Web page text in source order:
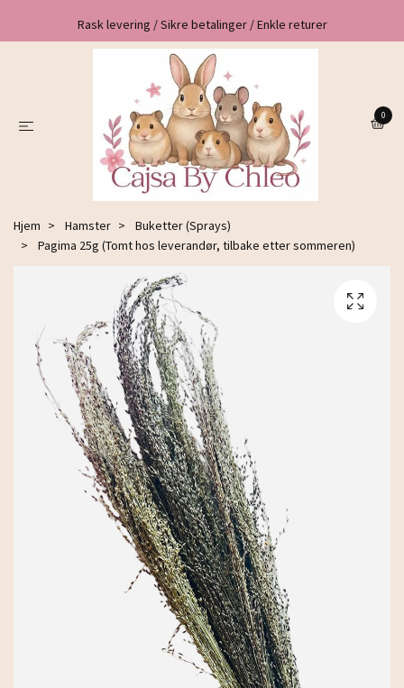
Rask levering / Sikre betalinger / Enkle returer
0
Hjem Hamster
Buketter (Sprays)
Pagima 25g (Tomt hos leverandør, tilbake etter sommeren)